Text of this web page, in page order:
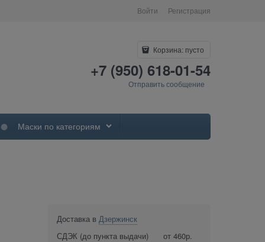
Войти Регистрация
Корзина: пусто
+7 (950) 618-01-54
Отправить сообщение
Маски по категориям
Доставка в Дзержинск
СДЭК (до пункта выдачи)
от 460р.